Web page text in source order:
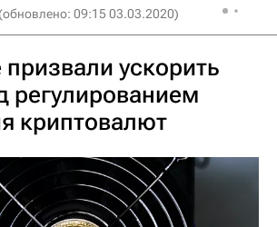
(обновлено: 09:15 03.03.2020)
ускорить
регулированием
криптовалют